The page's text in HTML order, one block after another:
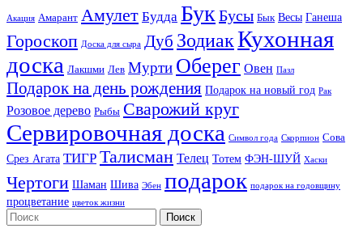
Акация Амарант Амулет Будда БукБусы Бык Весы Ганеша
Гороскоп Доска для сыра Дуб ЗодиакКухонная
доска Лакшми Лев Мурти Оберег Овен Пазл
Подарок на день рождения Подарок на новый год Рак
Розовое дерево Рыбы Сварожий круг
Сервировочная доска Символ года Скорпион Сова
Срез Агата ТИГР Талисман Телец Тотем ФЭН-ШУЙ Хаски
Чертоги Шаман Шива Эбен подарок подарок на годовщину
процветание цветок жизни